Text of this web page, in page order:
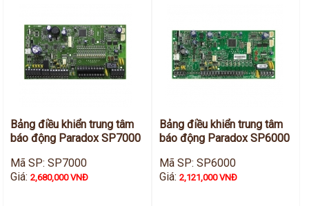
Bảng điều khiển trung tâm
báo động Paradox SP7000
Mã SP: SP7000
Giá:2,680,000 VNĐ
Bảng điều khiển trung tâm
báo động Paradox SP6000
Mã SP: SP6000
Giá: 2,121,000 VNĐ